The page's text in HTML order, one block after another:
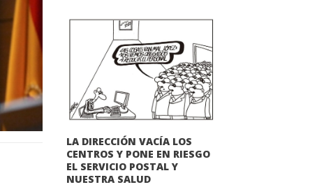
LA DIRECCIÓN VACÍA LOS
CENTROS Y PONE EN RIESGO
EL SERVICIO POSTAL Y
NUESTRA SALUD